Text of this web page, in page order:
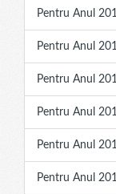
Pentru Anul
Pentru Anul
Pentru Anul
Pentru Anul
Pentru Anul
Pentru Anul